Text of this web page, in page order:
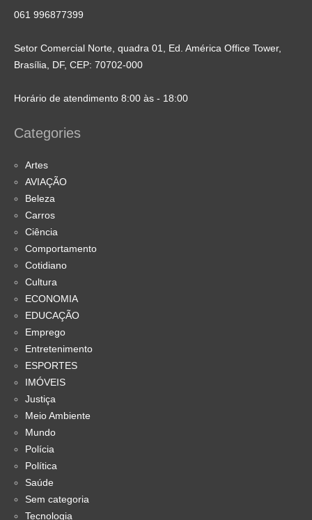
061 996877399
Setor Comercial Norte, quadra 01, Ed. América Office Tower,
Brasília, DF, CEP: 70702-000
Horário de atendimento 8:00 às - 18:00
Categories
Artes
AVIAÇÃO
Beleza
Carros
Ciência
Comportamento
Cotidiano
Cultura
ECONOMIA
EDUCAÇÃO
Emprego
Entretenimento
ESPORTES
IMÓVEIS
Justiça
Meio Ambiente
Mundo
Polícia
Política
Saúde
Sem categoria
Tecnologia